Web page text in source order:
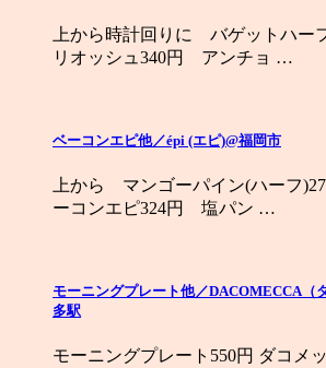
上から時計回りに バゲットハ
リオッシュ340円 アンチョ …
ベーコンエピ他／épi (エピ)@福岡市
上から マンゴーパイン(ハーフ
ーコンエピ324円 塩パン …
モーニングプレート他／DACOMECCA（
多駅
モーニングプレート550円 ダコメ